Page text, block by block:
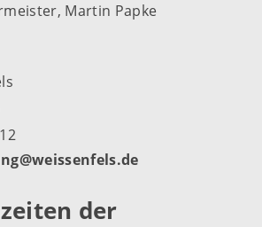
Martin Papke
der